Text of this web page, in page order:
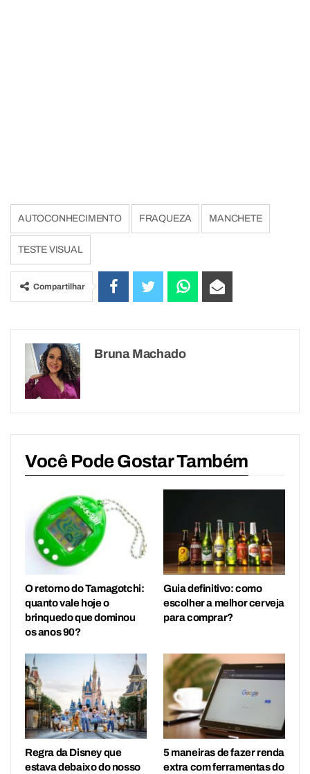
AUTOCONHECIMENTO FRAQUEZA MANCHETE
TESTE VISUAL
Compartilhar
Bruna Machado
Você Pode Gostar Também
O retorno do Tamagotchi:
quanto vale hoje o
brinquedo que dominou
os anos 90?
Guia definitivo: como
escolher a melhor cerveja
para comprar?
Regra da Disney que
estava debaixo do nosso
5 maneiras de fazer renda
extra com ferramentas do